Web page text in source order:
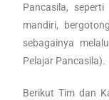
Pancasila,
mandiri,
sebagainya
Pelajar Pancasila).
Berikut Tim dan